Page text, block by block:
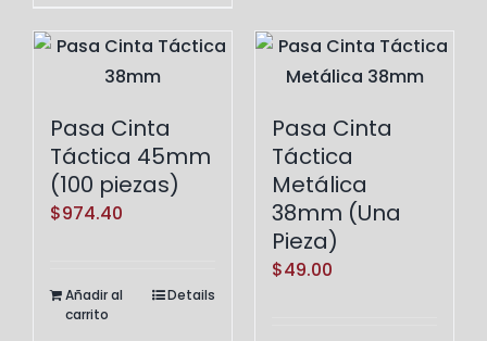
múltiples
variantes.
Las
opciones
pueden
elegir
Pasa Cinta
Táctica 45mm
(100 piezas)
$974.40
Añadir al
carrito
Details
Pasa Cinta
Táctica
Metálica
38mm (Una
Pieza)
$49.00